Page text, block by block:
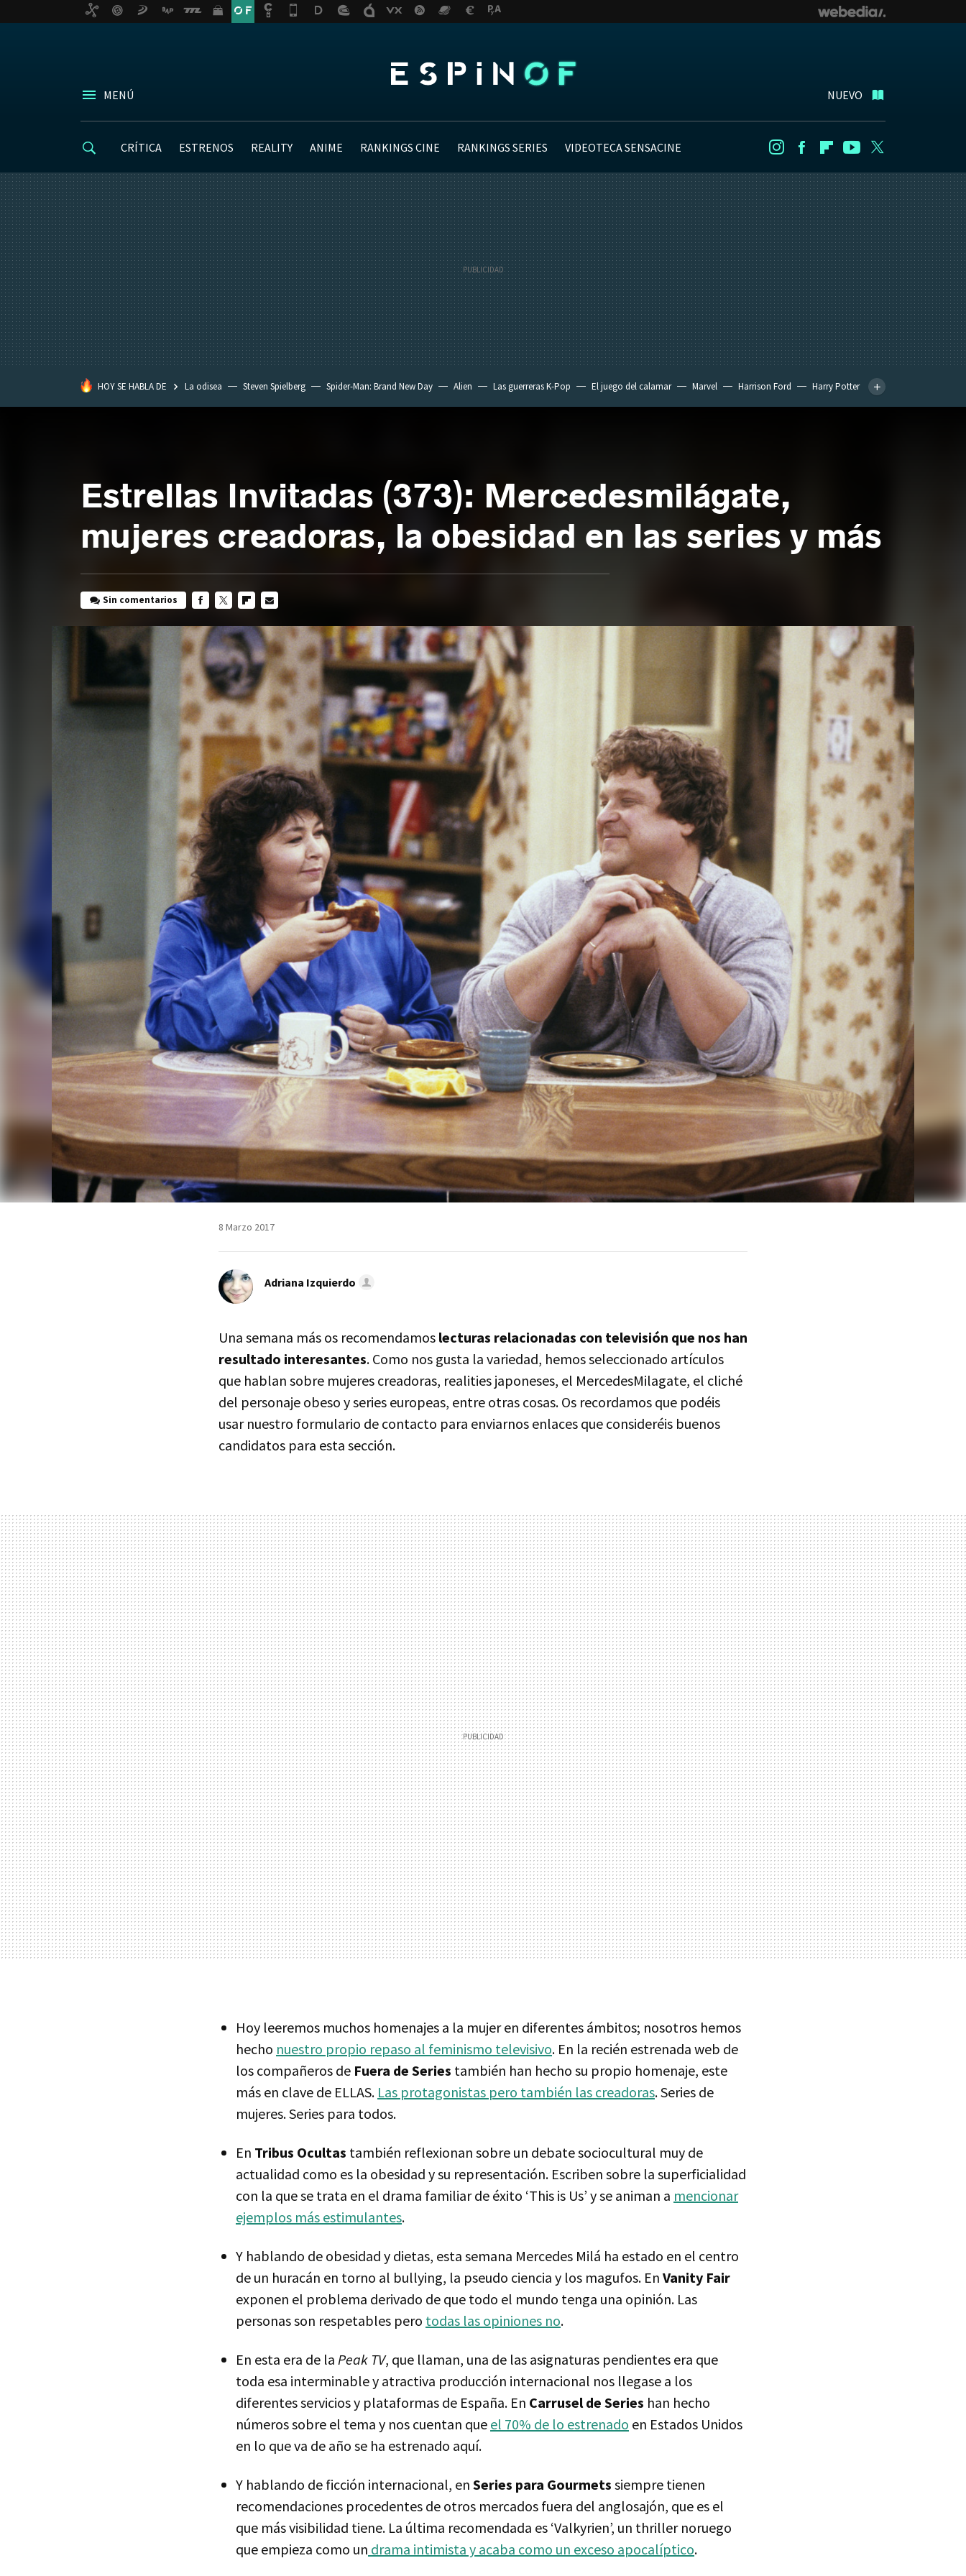
MENÚ NUEVO
CRÍTICA ESTRENOS REALITY ANIME RANKINGS CINE RANKINGS SERIES VIDEOTECA SENSACINE InstagramFacebookFlipboard
Youtube
HOY SE HABLA DE La odisea Steven Spielberg Spider-Man: Brand New Day Alien Las guerreras K-Pop El juego del calamar Marvel Harrison Ford
Harry Potter
Estrellas Invitadas (373): Mercedesmilágate,
mujeres creadoras, la obesidad en las series y más
Sin comentarios
MAIL
8 Marzo 2017
Adriana Izquierdo
Una semana más os recomendamos lecturas relacionadas con televisión que nos han
resultado interesantes. Como nos gusta la variedad, hemos seleccionado artículos
que hablan sobre mujeres creadoras, realities japoneses, el MercedesMilagate, el cliché
del personaje obeso y series europeas, entre otras cosas. Os recordamos que podéis
usar nuestro formulario de contacto para enviarnos enlaces que consideréis buenos
candidatos para esta sección.
Hoy leeremos muchos homenajes a la mujer en diferentes ámbitos; nosotros hemos
hecho nuestro propio repaso al feminismo televisivo. En la recién estrenada web de
los compañeros de Fuera de Series también han hecho su propio homenaje, este
más en clave de ELLAS. Las protagonistas pero también las creadoras. Series de
mujeres. Series para todos.
En Tribus Ocultas también reflexionan sobre un debate sociocultural muy de
actualidad como es la obesidad y su representación. Escriben sobre la superficialidad
con la que se trata en el drama familiar de éxito ‘This is Us’ y se animan a mencionar
ejemplos más estimulantes.
Y hablando de obesidad y dietas, esta semana Mercedes Milá ha estado en el centro
de un huracán en torno al bullying, la pseudo ciencia y los magufos. En Vanity Fair
exponen el problema derivado de que todo el mundo tenga una opinión. Las
personas son respetables pero todas las opiniones no.
En esta era de la Peak TV, que llaman, una de las asignaturas pendientes era que
toda esa interminable y atractiva producción internacional nos llegase a los
diferentes servicios y plataformas de España. En Carrusel de Series han hecho
números sobre el tema y nos cuentan que el 70% de lo estrenado en Estados Unidos
en lo que va de año se ha estrenado aquí.
Y hablando de ficción internacional, en Series para Gourmets siempre tienen
recomendaciones procedentes de otros mercados fuera del anglosajón, que es el
que más visibilidad tiene. La última recomendada es ‘Valkyrien’, un thriller noruego
que empieza como un drama intimista y acaba como un exceso apocalíptico.